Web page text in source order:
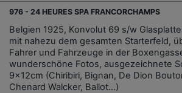
976 - 24 HEURES SPA FRANCORCHAMPS
Belgien 1925, Konvolut 69 s/w
mit nahezu dem gesamten Starterfeld,
Fahrer und Fahrzeuge in der
wunderschöne Fotos, ausgezeichnete
9x12cm (Chiribiri, Bignan, De Dion
Chenard Walcker, Ballot...)